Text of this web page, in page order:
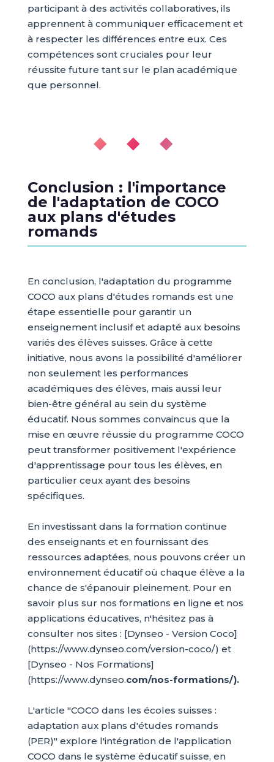
participant à des activités collaboratives, ils
apprennent à communiquer efficacement et
à respecter les différences entre eux. Ces
compétences sont cruciales pour leur
réussite future tant sur le plan académique
que personnel.
◆ ◆ ◆
Conclusion : l'importance
de l'adaptation de COCO
aux plans d'études
romands
En conclusion, l'adaptation du programme
COCO aux plans d'études romands est une
étape essentielle pour garantir un
enseignement inclusif et adapté aux besoins
variés des élèves suisses. Grâce à cette
initiative, nous avons la possibilité d'améliorer
non seulement les performances
académiques des élèves, mais aussi leur
bien-être général au sein du système
éducatif. Nous sommes convaincus que la
mise en œuvre réussie du programme COCO
peut transformer positivement l'expérience
d'apprentissage pour tous les élèves, en
particulier ceux ayant des besoins
spécifiques.
En investissant dans la formation continue
des enseignants et en fournissant des
ressources adaptées, nous pouvons créer un
environnement éducatif où chaque élève a la
chance de s'épanouir pleinement. Pour en
savoir plus sur nos formations en ligne et nos
applications éducatives, n'hésitez pas à
consulter nos sites : [Dynseo - Version Coco]
(https://www.dynseo.com/version-coco/) et
[Dynseo - Nos Formations]
(https://www.dynseo.com/nos-formations/).
L'article "COCO dans les écoles suisses :
adaptation aux plans d'études romands
(PER)" explore l'intégration de l'application
COCO dans le système éducatif suisse, en